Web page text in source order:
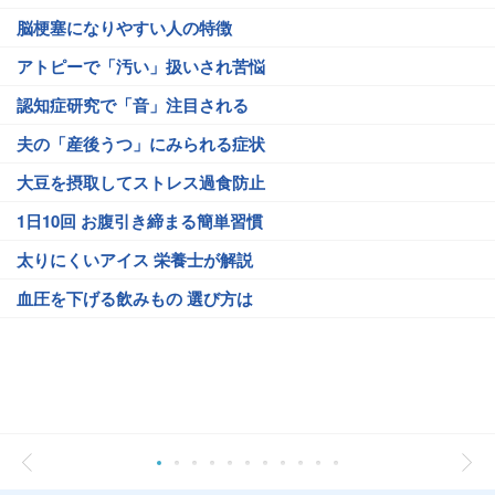
脳梗塞になりやすい人の特徴
アトピーで「汚い」扱いされ苦悩
認知症研究で「音」注目される
夫の「産後うつ」にみられる症状
大豆を摂取してストレス過食防止
1日10回 お腹引き締まる簡単習慣
太りにくいアイス 栄養士が解説
血圧を下げる飲みもの 選び方は